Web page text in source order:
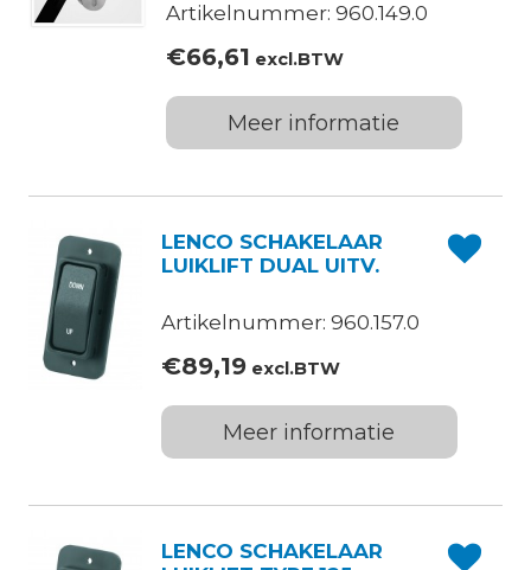
Artikelnummer: 960.149.0
€66,61 excl.BTW
Meer informatie
LENCO SCHAKELAAR
LUIKLIFT DUAL UITV.
Artikelnummer: 960.157.0
€89,19excl.BTW
Meer informatie
LENCO SCHAKELAAR